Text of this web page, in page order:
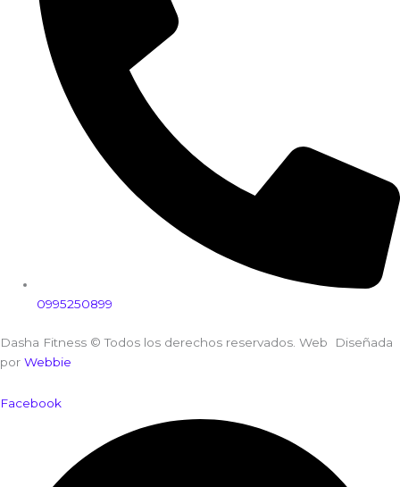
0995250899
Dasha Fitness © Todos los derechos reservados. Web Diseñada
por Webbie
Facebook